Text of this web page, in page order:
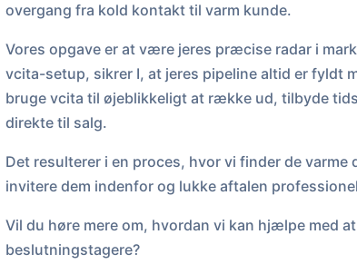
overgang fra kold kontakt til varm kunde.
Vores opgave er at være jeres præcise radar i
vcita-setup, sikrer I, at jeres pipeline altid er fyldt
bruge vcita til øjeblikkeligt at række ud, tilbyde
direkte til salg.
Det resulterer i en proces, hvor vi finder de
invitere dem indenfor og lukke aftalen
Vil du høre mere om, hvordan vi kan hjælpe med
beslutningstagere?